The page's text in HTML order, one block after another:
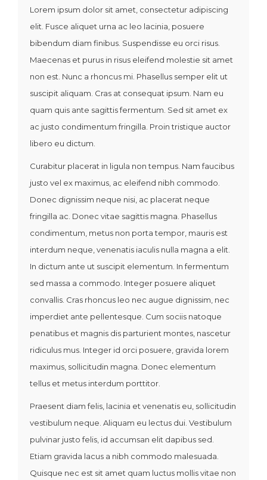
Lorem ipsum dolor sit amet, consectetur adipiscing
elit. Fusce aliquet urna ac leo lacinia, posuere
bibendum diam finibus. Suspendisse eu orci risus.
Maecenas et purus in risus eleifend molestie sit amet
non est. Nunc a rhoncus mi. Phasellus semper elit ut
suscipit aliquam. Cras at consequat ipsum. Nam eu
quam quis ante sagittis fermentum. Sed sit amet ex
ac justo condimentum fringilla. Proin tristique auctor
libero eu dictum.
Curabitur placerat in ligula non tempus. Nam faucibus
justo vel ex maximus, ac eleifend nibh commodo.
Donec dignissim neque nisi, ac placerat neque
fringilla ac. Donec vitae sagittis magna. Phasellus
condimentum, metus non porta tempor, mauris est
interdum neque, venenatis iaculis nulla magna a elit.
In dictum ante ut suscipit elementum. In fermentum
sed massa a commodo. Integer posuere aliquet
convallis. Cras rhoncus leo nec augue dignissim, nec
imperdiet ante pellentesque. Cum sociis natoque
penatibus et magnis dis parturient montes, nascetur
ridiculus mus. Integer id orci posuere, gravida lorem
maximus, sollicitudin magna. Donec elementum
tellus et metus interdum porttitor.
Praesent diam felis, lacinia et venenatis eu, sollicitudin
vestibulum neque. Aliquam eu lectus dui. Vestibulum
pulvinar justo felis, id accumsan elit dapibus sed.
Etiam gravida lacus a nibh commodo malesuada.
Quisque nec est sit amet quam luctus mollis vitae non